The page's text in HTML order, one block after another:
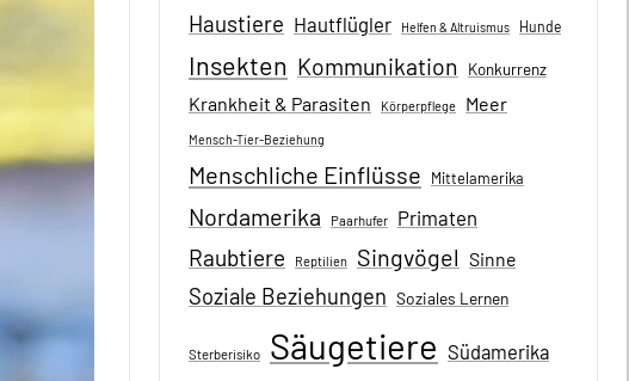
Haustiere Hautflügler Helfen & Altruismus Hunde
Insekten Kommunikation Konkurrenz
Krankheit & Parasiten Körperpflege Meer
Mensch-Tier-Beziehung
Menschliche Einflüsse Mittelamerika
Nordamerika Paarhufer Primaten
Raubtiere Reptilien Singvögel Sinne
Soziale Beziehungen Soziales Lernen
Sterberisiko Säugetiere Südamerika